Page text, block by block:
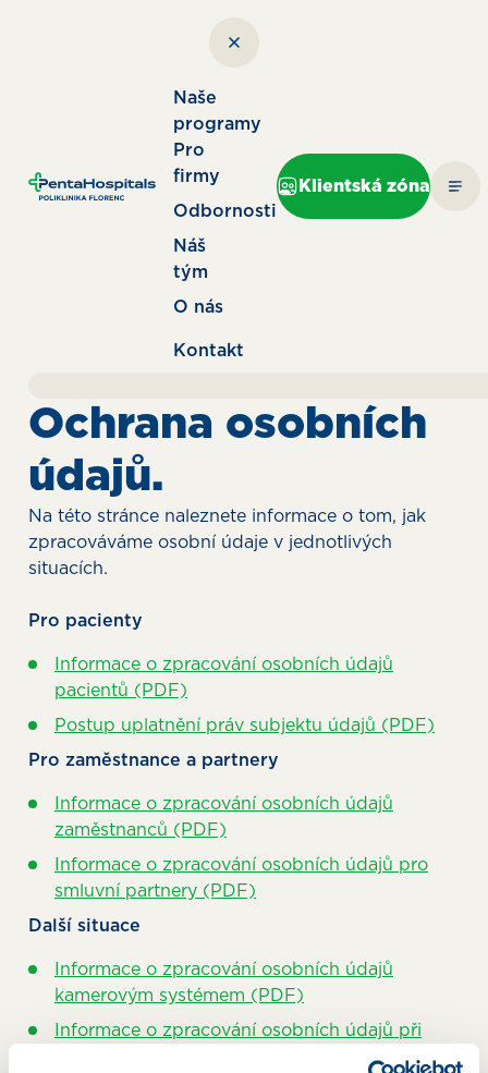
Naše
programy
Pro
firmy
Odbornosti
Náš
tým
O nás
Kontakt
Klientská zóna
Ochrana osobních
údajů.
Na této stránce naleznete informace o tom, jak
zpracováváme osobní údaje v jednotlivých
situacích.
Pro pacienty
Informace o zpracování osobních údajů
pacientů (PDF)
Postup uplatnění práv subjektu údajů (PDF)
Pro zaměstnance a partnery
Informace o zpracování osobních údajů
zaměstnanců (PDF)
Informace o zpracování osobních údajů pro
smluvní partnery (PDF)
Další situace
Informace o zpracování osobních údajů
kamerovým systémem (PDF)
Informace o zpracování osobních údajů při
zasílání newsletterů a obchodních sdělení